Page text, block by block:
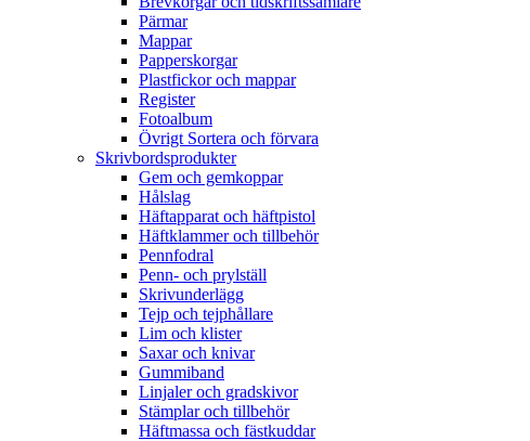
Pärmar
Mappar
Papperskorgar
Plastfickor och mappar
Register
Fotoalbum
Övrigt Sortera och förvara
Skrivbordsprodukter
Gem och gemkoppar
Hålslag
Häftapparat och häftpistol
Häftklammer och tillbehör
Pennfodral
Penn- och prylställ
Skrivunderlägg
Tejp och tejphållare
Lim och klister
Saxar och knivar
Gummiband
Linjaler och gradskivor
Stämplar och tillbehör
Häftmassa och fästkuddar